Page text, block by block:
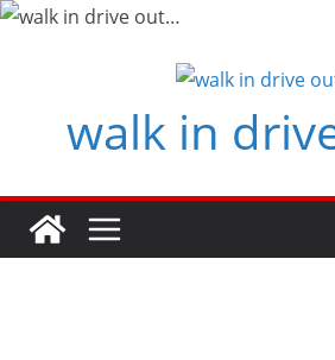
Zum
walk in